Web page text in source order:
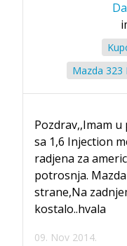
Mazda 323
Pozdrav,,Imam u
sa 1,6 Injection
radjena za
potrosnja.
strane,Na
kostalo..hvala
09. Nov 2014.